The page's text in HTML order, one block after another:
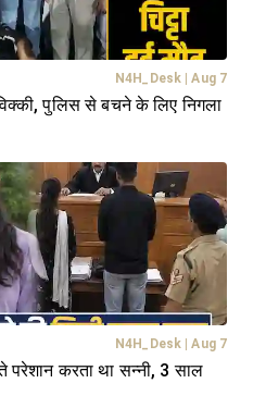
N4H_Desk Aug 7
पुलिस से बचने के लिए निगला
N4H_Desk Aug 7
करता था सन्नी, 3 साल